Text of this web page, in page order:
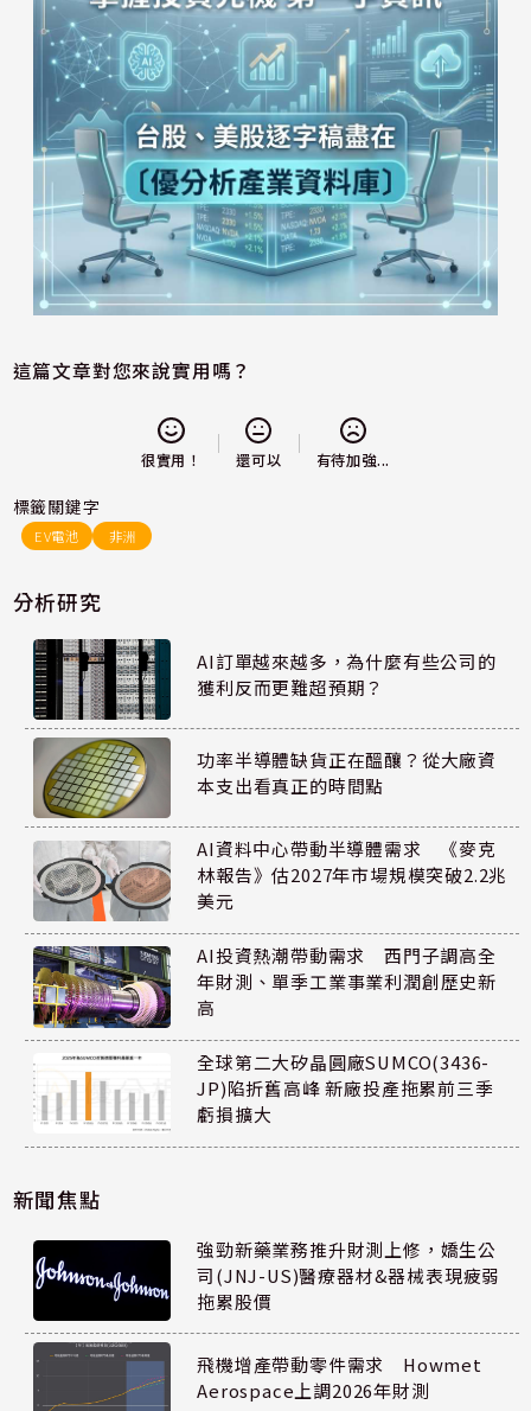
這篇文章對您來說實用嗎？
很實用！ 還可以 有待加強...
標籤關鍵字
EV電池 非洲
分析研究
AI訂單越來越多，為什麼有些公司的
獲利反而更難超預期？
功率半導體缺貨正在醞釀？從大廠資
本支出看真正的時間點
AI資料中心帶動半導體需求 《麥克
林報告》估2027年市場規模突破2.2兆
美元
AI投資熱潮帶動需求 西門子調高全
年財測、單季工業事業利潤創歷史新
高
全球第二大矽晶圓廠SUMCO(3436-
JP)陷折舊高峰 新廠投產拖累前三季
虧損擴大
新聞焦點
強勁新藥業務推升財測上修，嬌生公
司(JNJ-US)醫療器材&器械表現疲弱
拖累股價
飛機增產帶動零件需求 Howmet
Aerospace上調2026年財測